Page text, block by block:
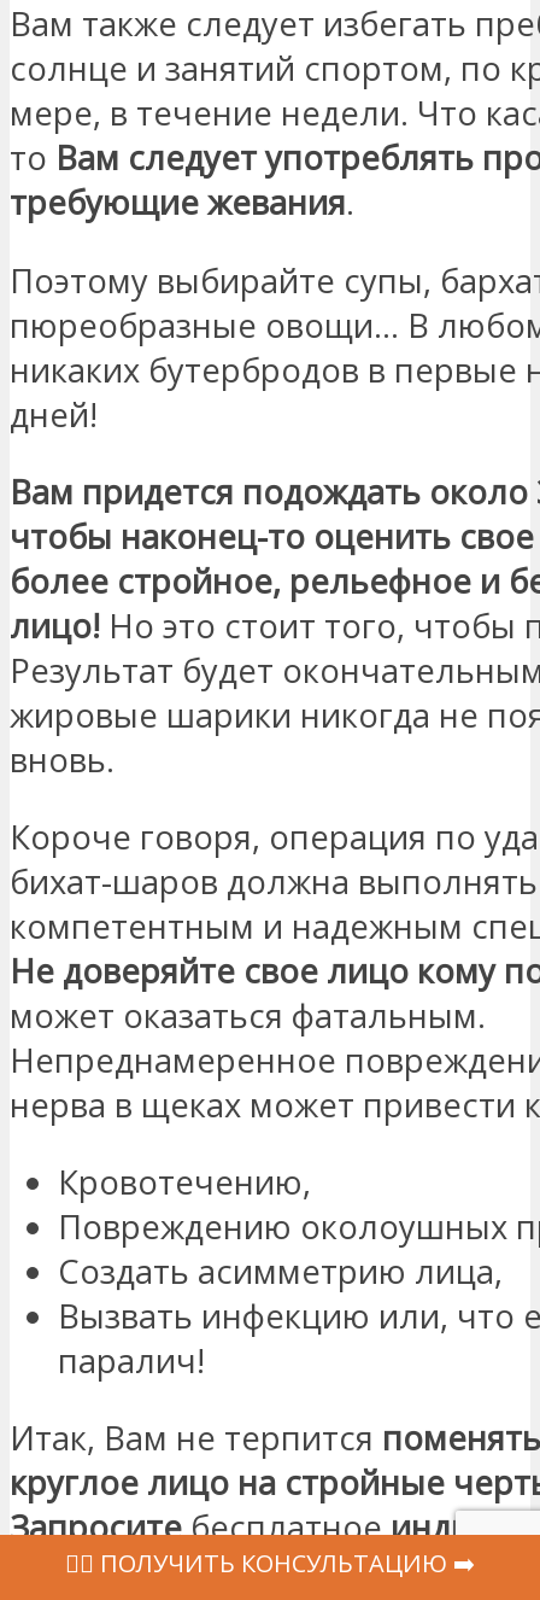
Вам также следует избегать
солнце и занятий спортом, по
мере, в течение недели. Что
то Вам следует употреблять
требующие жевания.
Поэтому выбирайте супы,
пюреобразные овощи… В
никаких бутербродов в первые
дней!
Вам придется подождать около
чтобы наконец-то оценить
более стройное, рельефное и
лицо! Но это стоит того, чтобы
Результат будет
жировые шарики никогда не
вновь.
Короче говоря, операция по
бихат-шаров должна
компетентным и надежным
Не доверяйте свое лицо кому
может оказаться фатальным.
Непреднамеренное
нерва в щеках может привести
Кровотечению,
Повреждению околоушных
Создать асимметрию лица,
Вызвать инфекцию или, что
паралич!
Итак, Вам не терпится
круглое лицо на стройные
Запроситебесплатное
предложение прямо сейчас!
‍👩‍⚕ ПОЛУЧИТЬ КОНСУЛЬТАЦИЮ ➡️